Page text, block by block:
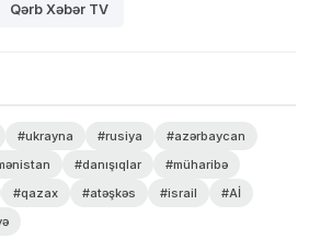
Qərb Xəbər TV
#ukrayna #rusiya
#azərbaycan
#danışıqlar
#müharibə
#qazax #atəşkəs #israil
#Aİ